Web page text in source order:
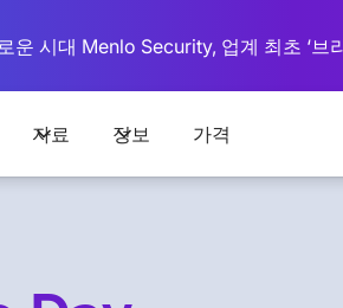
운 시대 Menlo Security, 업계 최초 ‘브
자료 정보 가격